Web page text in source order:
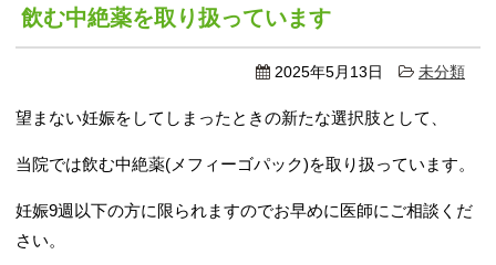
お問い合わせ
採用情報
採用お問い合わせ
飲む中絶薬を取り扱っています
2025年5月13日 未分類
望まない妊娠をしてしまったときの新たな選択肢として、
当院では飲む中絶薬(メフィーゴパック)を取り扱っています。
妊娠9週以下の方に限られますのでお早めに医師にご相談くだ
さい。